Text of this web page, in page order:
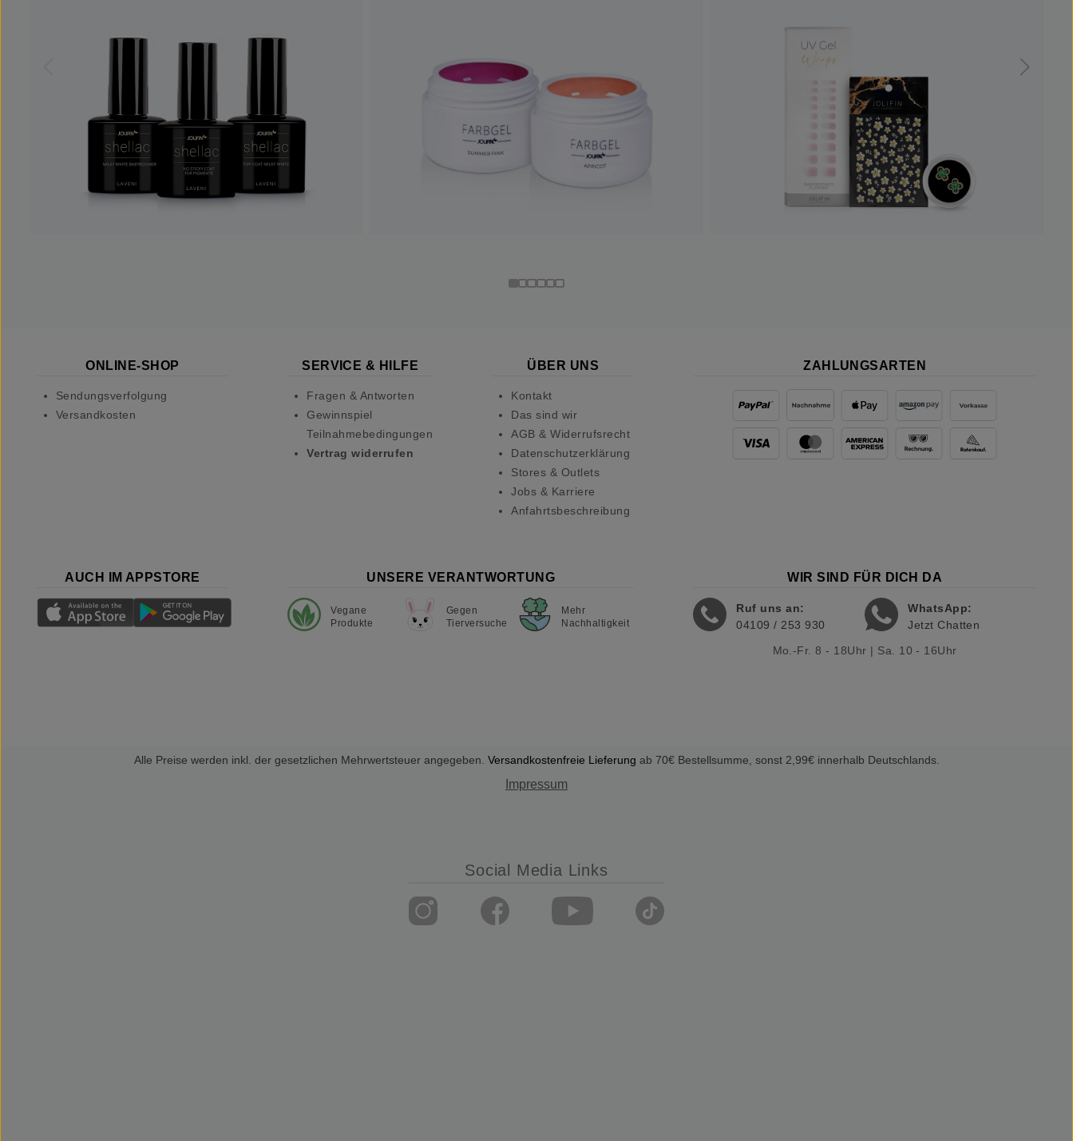
ONLINE-SHOP
Sendungsverfolgung
Versandkosten
SERVICE & HILFE
Fragen & Antworten
Gewinnspiel
Teilnahmebedingungen
Vertrag widerrufen
ÜBER UNS
Kontakt
Das sind wir
AGB & Widerrufsrecht
Datenschutzerklärung
Stores & Outlets
Jobs & Karriere
Anfahrtsbeschreibung
ZAHLUNGSARTEN
AUCH IM APPSTORE UNSERE VERANTWORTUNG
Vegane
Produkte
Gegen
Tierversuche
Mehr
Nachhaltigkeit
WIR SIND FÜR DICH DA
Ruf uns an:
04109 / 253 930
WhatsApp:
Jetzt Chatten
Mo.-Fr. 8 - 18Uhr | Sa. 10 - 16Uhr
Alle Preise werden inkl. der gesetzlichen Mehrwertsteuer angegeben. Versandkostenfreie Lieferung ab 70€ Bestellsumme, sonst 2,99€ innerhalb Deutschlands.
Impressum
Social Media Links